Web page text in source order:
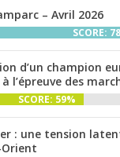
– Avril 2026
SCORE:
d’un champion
l’épreuve des
SCORE: 59%
: une tension